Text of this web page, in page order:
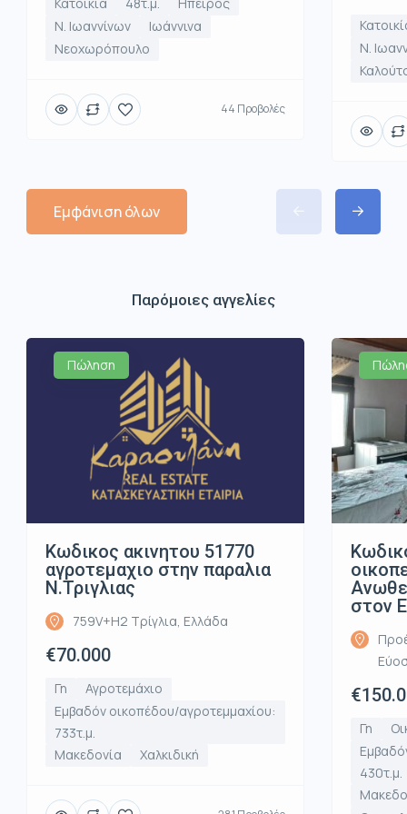
Ν. Ιωαννίνων
Ιωάννινα
Νεοχωρόπουλο
44 Προβολές
Ν.
Εμφάνιση όλων
Παρόμοιες αγγελίες
Πώληση
Κωδικος ακινητου 51770
αγροτεμαχιο στην παραλια
Ν.Τριγλιας
759V+H2 Τρίγλια, Ελλάδα
€70.000
Γη
Αγροτεμάχιο
Εμβαδόν οικοπέδου/αγροτεμμαχίου:
733τ.μ.
Μακεδονία
Χαλκιδική
στον
Γη
430τ.μ.